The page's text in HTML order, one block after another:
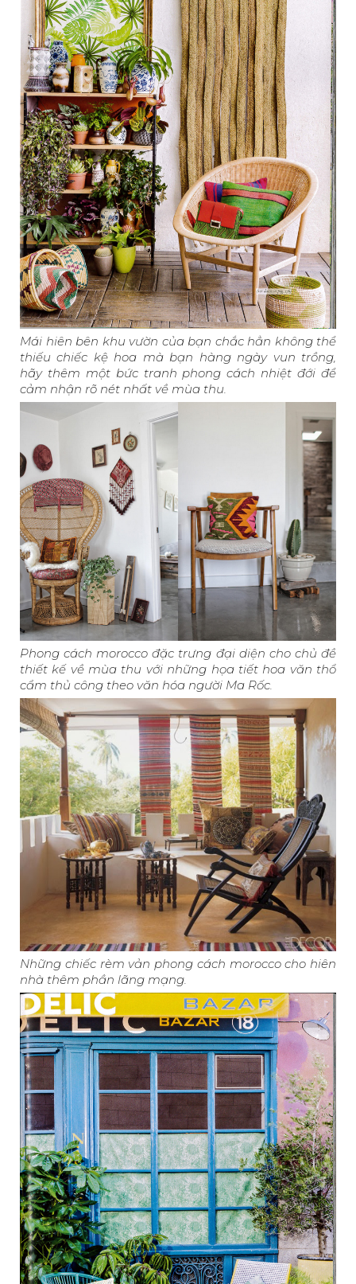
Mái hiên bên khu vườn của bạn chắc hẳn không thể
thiếu chiếc kệ hoa mà bạn hàng ngày vun trồng,
hãy thêm một bức tranh phong cách nhiệt đới để
cảm nhận rõ nét nhất về mùa thu.
Phong cách morocco đặc trưng đại diện cho chủ đề
thiết kế về mùa thu với những họa tiết hoa văn thổ
cẩm thủ công theo văn hóa người Ma Rốc.
Những chiếc rèm vản phong cách morocco cho hiên
nhà thêm phần lãng mạng.